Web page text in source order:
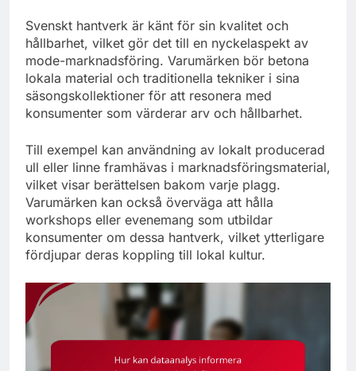
Svenskt hantverk är känt för sin kvalitet och
hållbarhet, vilket gör det till en nyckelaspekt av
mode-marknadsföring. Varumärken bör betona
lokala material och traditionella tekniker i sina
säsongskollektioner för att resonera med
konsumenter som värderar arv och hållbarhet.
Till exempel kan användning av lokalt producerad
ull eller linne framhävas i marknadsföringsmaterial,
vilket visar berättelsen bakom varje plagg.
Varumärken kan också överväga att hålla
workshops eller evenemang som utbildar
konsumenter om dessa hantverk, vilket ytterligare
fördjupar deras koppling till lokal kultur.